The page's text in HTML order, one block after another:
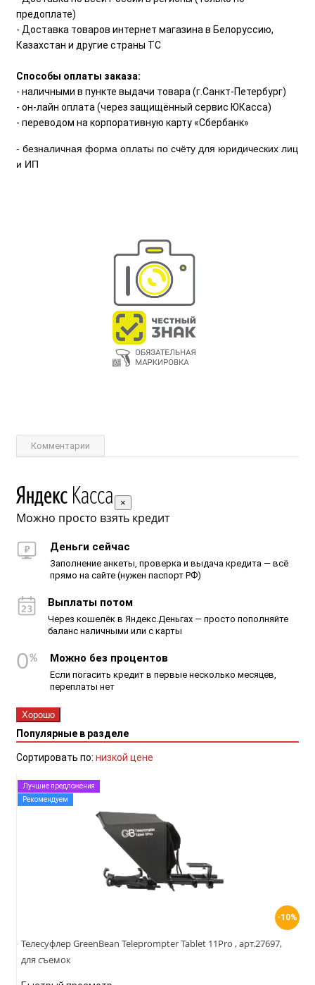
предоплате)
- Доставка товаров интернет магазина в Белоруссию,
Казахстан и другие страны ТС
Способы оплаты заказа:
- наличными в пункте выдачи товара (г.Санкт-Петербург)
- он-лайн оплата (через защищённый сервис ЮКасса)
- переводом на корпоративную карту «Сбербанк»
- безналичная форма оплаты по счёту для юридических лиц
и ИП
Комментарии
×
Можно просто взять кредит
Деньги сейчас
Заполнение анкеты, проверка и выдача кредита — всё
прямо на сайте (нужен паспорт РФ)
Выплаты потом
Через кошелёк в Яндекс.Деньгах — просто пополняйте
баланс наличными или с карты
Можно без процентов
Если погасить кредит в первые несколько месяцев,
переплаты нет
Хорошо
Популярные в разделе
Сортировать по: низкой цене
-10%
Лучшие предложения
Рекомендуем
Телесуфлер GreenBean Teleprompter Tablet 11Pro , арт.27697,
для съемок